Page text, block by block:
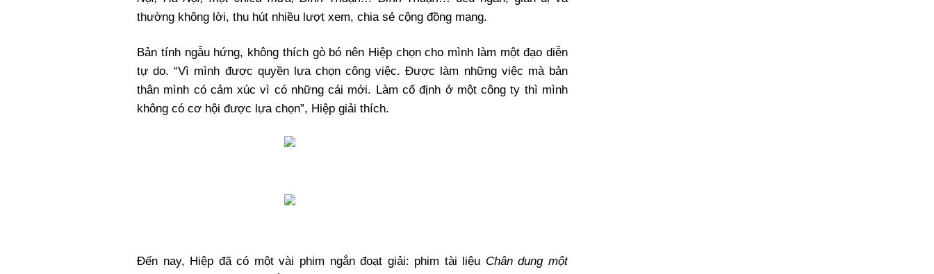
thường không lời, thu hút nhiều lượt xem, chia sẻ cộng đồng mạng.
Bản tính ngẫu hứng, không thích gò bó nên Hiệp chọn cho mình làm một đạo diễn
tự do. “Vì mình được quyền lựa chọn công việc. Được làm những việc mà bản
thân mình có cảm xúc vì có những cái mới. Làm cố định ở một công ty thì mình
không có cơ hội được lựa chọn”, Hiệp giải thích.
Đến nay, Hiệp đã có một vài phim ngắn đoạt giải: phim tài liệu Chân dung một